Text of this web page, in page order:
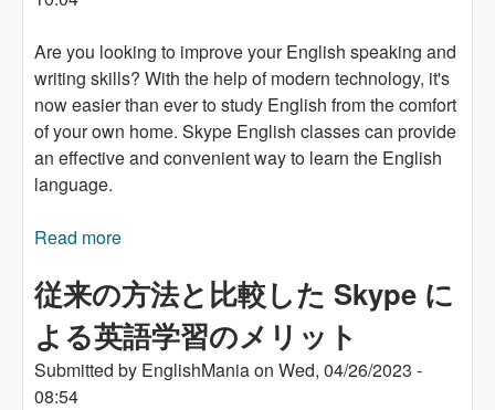
Are you looking to improve your English speaking and
writing skills? With the help of modern technology, it's
now easier than ever to study English from the comfort
of your own home. Skype English classes can provide
an effective and convenient way to learn the English
language.
Read more
Classes
従来の方法と比較した Skype に
よる英語学習のメリット
Submitted by EnglishManiaon Wed, 04/26/2023 -
08:54